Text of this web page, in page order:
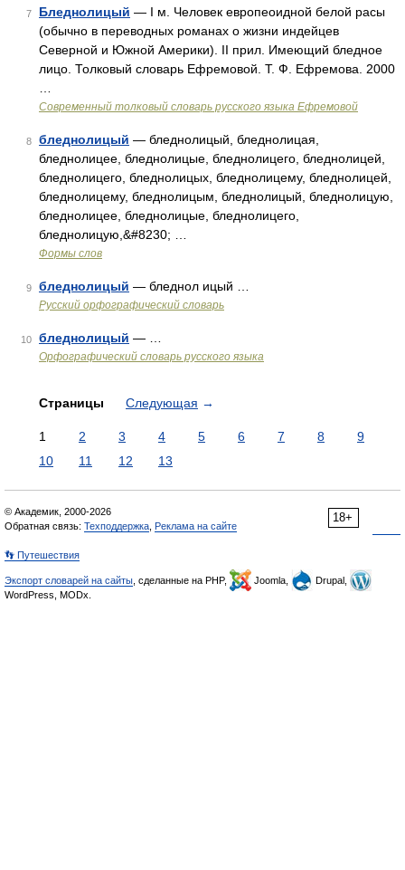
7 Бледнолицый — I м. Человек европеоидной белой расы
(обычно в переводных романах о жизни индейцев
Северной и Южной Америки). II прил. Имеющий бледное
лицо. Толковый словарь Ефремовой. Т. Ф. Ефремова. 2000
Современный толковый словарь русского языка Ефремовой
8 бледнолицый — бледнолицый, бледнолицая,
бледнолицее, бледнолицые, бледнолицего, бледнолицей,
бледнолицего, бледнолицых, бледнолицему, бледнолицей,
бледнолицему, бледнолицым, бледнолицый, бледнолицую,
бледнолицее, бледнолицые, бледнолицего,
бледнолицую,&#8230; …
Формы слов
9 бледнолицый — бледнол ицый …
Русский орфографический словарь
10 бледнолицый — …
Орфографический словарь русского языка
Страницы Следующая →
1 2 3 4 5 6 7 8
9
10
11 12 13
18+
© Академик, 2000-2026
Обратная связь: Техподдержка Реклама на сайте
👣 Путешествия
Экспорт словарей на сайты , сделанные на PHP, Joomla,
Drupal,
WordPress, MODx.